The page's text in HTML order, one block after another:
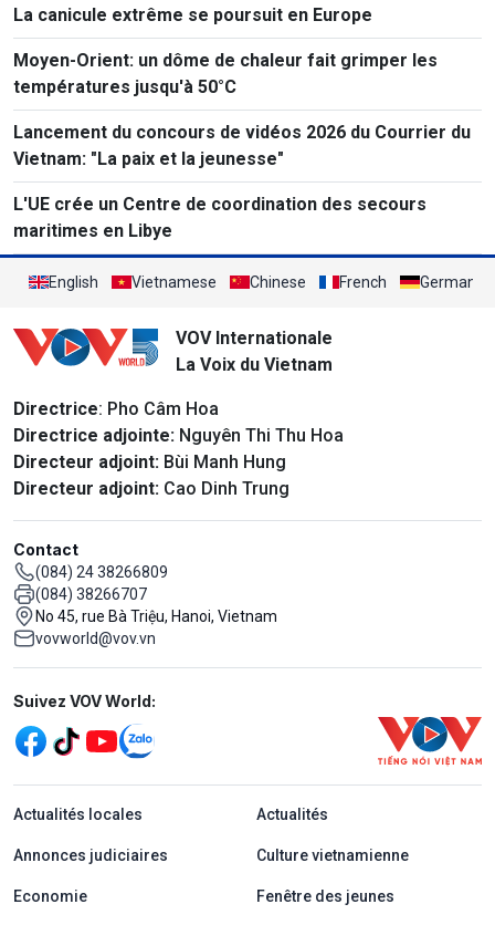
La canicule extrême se poursuit en Europe
Moyen-Orient: un dôme de chaleur fait grimper les
températures jusqu'à 50°C
Lancement du concours de vidéos 2026 du Courrier du
Vietnam: "La paix et la jeunesse"
L'UE crée un Centre de coordination des secours
maritimes en Libye
English Vietnamese Chinese French German
VOV Internationale
La Voix du Vietnam
Directrice: Pho Câm Hoa
Directrice adjointe: Nguyên Thi Thu Hoa
Directeur adjoint: Bùi Manh Hung
Directeur adjoint: Cao Dinh Trung
Contact
(084) 24 38266809
(084) 38266707
No 45, rue Bà Triệu, Hanoi, Vietnam
vovworld@vov.vn
Mạng xã hội
Suivez VOV World:
menu footer tiếng Pháp
Actualités locales Actualités
Annonces judiciaires Culture vietnamienne
Economie Fenêtre des jeunes